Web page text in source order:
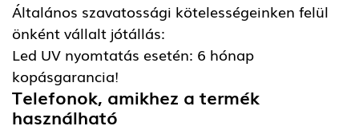
Általános szavatossági kötelességeinken felül
önként vállalt jótállás:
Led UV nyomtatás esetén: 6 hónap
kopásgarancia!
Telefonok, amikhez a termék
használható